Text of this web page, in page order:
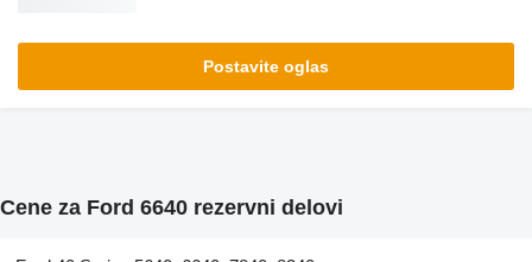
Postavite oglas
Cene za Ford 6640 rezervni delovi